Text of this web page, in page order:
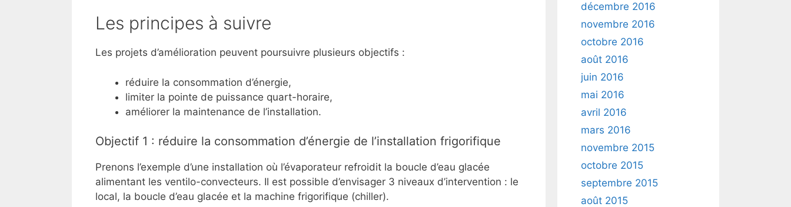
Les principes à suivre
Les projets d’amélioration peuvent poursuivre plusieurs objectifs :
réduire la consommation d’énergie,
limiter la pointe de puissance quart-horaire,
améliorer la maintenance de l’installation.
Objectif 1 : réduire la consommation d’énergie de l’installation frigorifique
Prenons l’exemple d’une installation où l’évaporateur refroidit la boucle d’eau glacée
alimentant les ventilo-convecteurs. Il est possible d’envisager 3 niveaux d’intervention : le
local, la boucle d’eau glacée et la machine frigorifique (chiller).
décembre 2016
novembre 2016
octobre 2016
août 2016
juin 2016
mai 2016
avril 2016
mars 2016
novembre 2015
octobre 2015
septembre 2015
août 2015